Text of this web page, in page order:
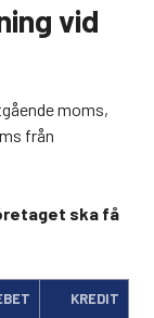
vid
moms,
från
ska få
KREDIT